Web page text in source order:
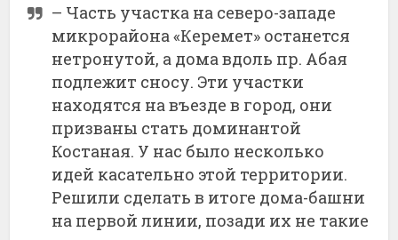
– Часть участка на северо-западе
микрорайона «Керемет» останется
нетронутой, а дома вдоль пр. Абая
подлежит сносу. Эти участки
находятся на въезде в город, они
призваны стать доминантой
Костаная. У нас было несколько
идей касательно этой территории.
Решили сделать в итоге дома-башни
на первой линии, позади их не такие